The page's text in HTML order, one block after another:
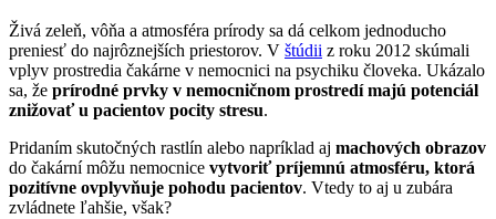
Živá zeleň, vôňa a atmosféra prírody sa dá celkom jednoducho
preniesť do najrôznejších priestorov. V štúdii z roku 2012 skúmali
vplyv prostredia čakárne v nemocnici na psychiku človeka. Ukázalo
sa, že prírodné prvky v nemocničnom prostredí majú potenciál
znižovať u pacientov pocity stresu.
Pridaním skutočných rastlín alebo napríklad aj machových obrazov
do čakární môžu nemocnice vytvoriť príjemnú atmosféru, ktorá
pozitívne ovplyvňuje pohodu pacientov. Vtedy to aj u zubára
zvládnete ľahšie, však?